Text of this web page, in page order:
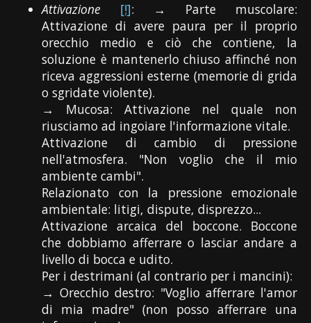
Attivazione [!]: → Parte muscolare:
Attivazione di avere paura per il proprio
orecchio medio e ciò che contiene, la
soluzione è mantenerlo chiuso affinché non
riceva aggressioni esterne (memorie di grida
o sgridate violente).
→ Mucosa: Attivazione nel quale non
riusciamo ad ingoiare l'informazione vitale.
Attivazione di cambio di pressione
nell'atmosfera. "Non voglio che il mio
ambiente cambi".
Relazionato con la pressione emozionale
ambientale: litigi, dispute, disprezzo...
Attivazione arcaica del boccone. Boccone
che dobbiamo afferrare o lasciar andare a
livello di bocca e udito.
Per i destrimani (al contrario per i mancini):
→ Orecchio destro: "Voglio afferrare l'amor
di mia madre" (non posso afferrare una